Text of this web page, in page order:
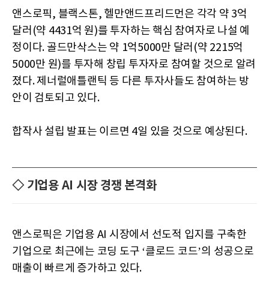
앤스로픽, 블랙스톤, 헬만앤드프리드먼은 각각 약 3억
달러(약 4431억 원)를 투자하는 핵심 참여자로 나설 예
정이다. 골드만삭스는 약 1억5000만 달러(약 2215억
5000만 원)를 투자해 창립 투자자로 참여할 것으로 알려
졌다. 제너럴애틀랜틱 등 다른 투자사들도 참여하는 방
안이 검토되고 있다.
합작사 설립 발표는 이르면 4일 있을 것으로 예상된다.
◇ 기업용 AI 시장 경쟁 본격화
앤스로픽은 기업용 AI 시장에서 선도적 입지를 구축한
기업으로 최근에는 코딩 도구 ‘클로드 코드’의 성공으로
매출이 빠르게 증가하고 있다.